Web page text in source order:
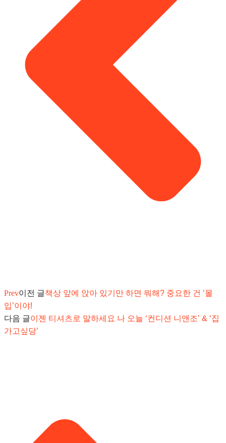
Prev이전 글책상 앞에 앉아 있기만 하면 뭐해? 중요한 건 ‘몰
입’이야!
다음 글이젠 티셔츠로 말하세요 나 오늘 ‘컨디션 니앤조’ & ‘집
가고싶당’